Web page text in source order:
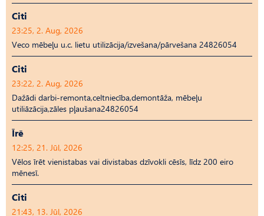
Citi
23:25, 2. Aug, 2026
Veco mēbeļu u.c. lietu utilizācija/izvešana/pārvešana 24826054
Citi
23:22, 2. Aug, 2026
Dažādi darbi-remonta,celtniecība,demontāža, mēbeļu
utiliāzācija,zāles pļaušana24826054
Īrē
12:25, 21. Jūl, 2026
Vēlos īrēt vienistabas vai divistabas dzīvokli cēsīs, līdz 200 eiro
mēnesī.
Citi
21:43, 13. Jūl, 2026